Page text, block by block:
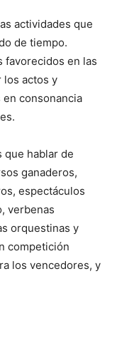
actividades que
de tiempo.
favorecidos en las
los actos y
consonancia
que hablar de
ganaderos,
espectáculos
verbenas
orquestinas y
competición
los vencedores, y